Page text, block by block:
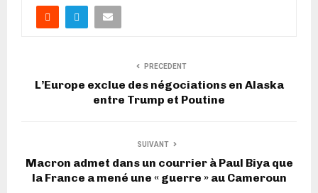
PRECEDENT
L’Europe exclue des négociations en Alaska
entre Trump et Poutine
SUIVANT
Macron admet dans un courrier à Paul Biya que
la France a mené une « guerre » au Cameroun